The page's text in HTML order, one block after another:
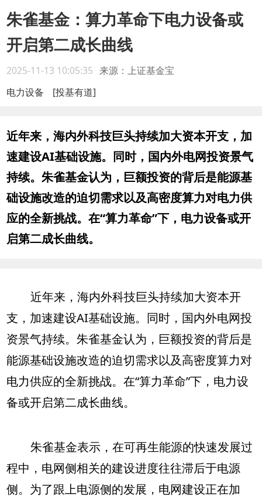
朱雀基金：算力革命下电力设备或
开启第二成长曲线
2025-11-13 10:05:35 来源：上证基金宝
电力设备
[投基有道]
近年来，海内外科技巨头持续加大资本开支，加
速建设AI基础设施。同时，国内外电网投资景气
持续。朱雀基金认为，巨额投资的背后是能源基
础设施改造的迫切需求以及高密度算力对电力供
应的全新挑战。在“算力革命”下，电力设备或开
启第二成长曲线。
近年来，海内外科技巨头持续加大资本开
支，加速建设AI基础设施。同时，国内外电网投
资景气持续。朱雀基金认为，巨额投资的背后是
能源基础设施改造的迫切需求以及高密度算力对
电力供应的全新挑战。在“算力革命”下，电力设
备或开启第二成长曲线。
朱雀基金表示，在可再生能源的快速发展过
程中，电网侧相关的建设进度往往滞后于电源
侧。为了跟上电源侧的发展，电网建设正在加